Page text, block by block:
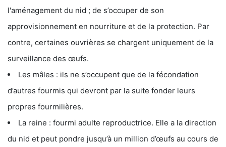
l'aménagement du nid ; de s’occuper de son
approvisionnement en nourriture et de la protection. Par
contre, certaines ouvrières se chargent uniquement de la
surveillance des œufs.
Les mâles : ils ne s’occupent que de la fécondation
d’autres fourmis qui devront par la suite fonder leurs
propres fourmilières.
La reine : fourmi adulte reproductrice. Elle a la direction
du nid et peut pondre jusqu’à un million d’œufs au cours de